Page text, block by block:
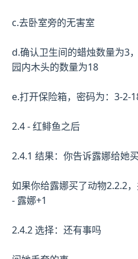
c.去卧室旁的无害室
d.确认卫生间的蜡烛数量为3
园内木头的数量为18
e.打开保险箱，密码为：3-2-
2.4 - 红鲱鱼之后
2.4.1 结果：你告诉露娜给她
如果你给露娜买了动物2.2.2
- 露娜+1
2.4.2 选择：还有事吗